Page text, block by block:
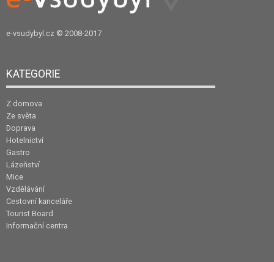
e-vsudybyl.cz © 2008-2017
KATEGORIE
Z domova
Ze světa
Doprava
Hotelnictví
Gastro
Lázeňství
Mice
Vzdělávání
Cestovní kanceláře
Tourist Board
Informační centra